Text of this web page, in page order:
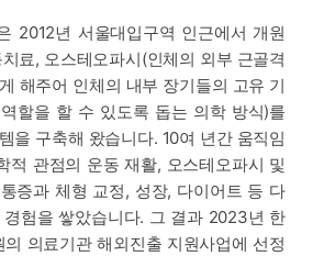
2012년 서울대입구역 인근에서 개원
료, 오스테오파시(인체의 외부 근골격
해주어 인체의 내부 장기들의 고유 기
할을 할 수 있도록 돕는 의학 방식)를
을 구축해 왔습니다. 10여 년간 움직임
적 관점의 운동 재활, 오스테오파시 및
증과 체형 교정, 성장, 다이어트 등 다
경험을 쌓았습니다. 그 결과 2023년 한
의 의료기관 해외진출 지원사업에 선정